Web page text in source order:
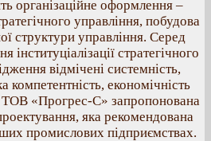
організаційне оформлення –
управління, побудова
структури управління. Серед
стратегічного
відмічені системність,
компетентність, економічність
ТОВ «Прогрес-С» запропонована
яка рекомендована
промислових підприємствах.